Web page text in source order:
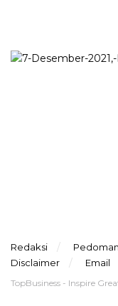
Redaksi
Disclaimer
Email
TopBusiness - Inspire